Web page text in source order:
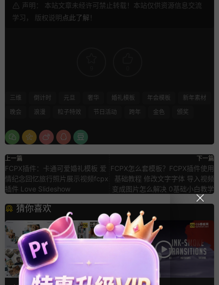
声明： 本站文章未经许可禁止转载！本站仅供资源信息交流
学习， 版权说明点此了解 ！
三维 倒计时 元旦 奢华 婚礼模板 年会模板
新年素材
晚会
浪漫 粒子特效 节日活动 跨年 金色 颁奖
上一篇
FCPX插件：卡通可爱婚礼模板 爱
情纪念回忆旅行照片展示视频fcpx
插件 Love Slideshow
下一篇
FCPX怎么套模板？FCPX插件使用
基础教程 修改文字字体 导入视频
变成图片怎么解决 0基础小白教学
猜你喜欢